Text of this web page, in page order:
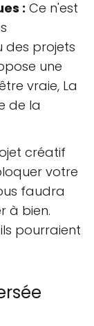
: Ce n'est
des projets
une
vraie, La
de la
créatif
votre
faudra
à bien.
pourraient